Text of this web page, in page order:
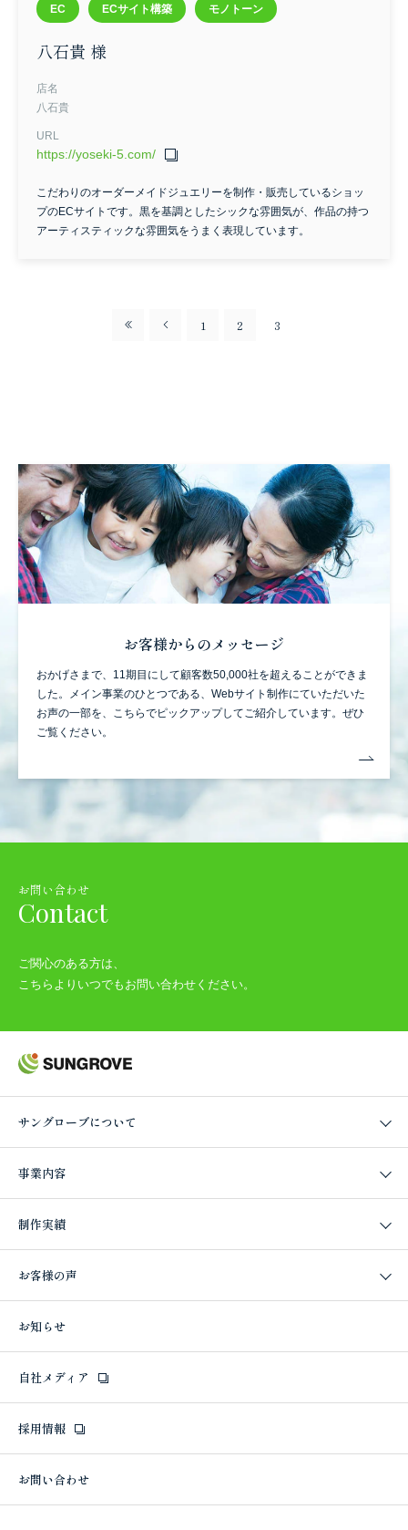
EC ECサイト構築 モノトーン
八石貴 様
店名
八石貴
URL
https://yoseki-5.com/
こだわりのオーダーメイドジュエリーを制作・販売しているショッ
プのECサイトです。黒を基調としたシックな雰囲気が、作品の持つ
アーティスティックな雰囲気をうまく表現しています。
1 2 3
お客様からのメッセージ
おかげさまで、11期目にして顧客数50,000社を超えることができま
した。
メイン事業のひとつである、Webサイト制作にていただいた
お声の一部を、
こちらでピックアップしてご紹介しています。ぜひ
ご覧ください。
お問い合わせ
Contact
ご関心のある方は、
こちらよりいつでもお問い合わせください。
サングローブについて
事業内容
制作実績
お客様の声
お知らせ
自社メディア
採用情報
お問い合わせ